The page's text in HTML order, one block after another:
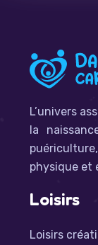
L’univers
la
physique et
Loisirs
Loisirs